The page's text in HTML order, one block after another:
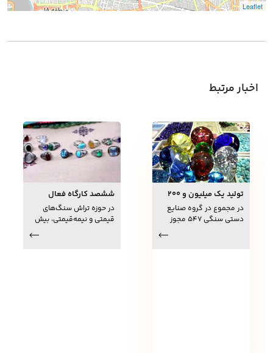
Leaflet
اخبار مرتبط
تولید یک میلیون و ۲۰۰
هزار قطعه سنگ زینتی در
خراسان جنوبی
در مجموع در گروه صنایع
دستی سنگی ۵۴۷ مجوز
ششصد کارگاه فعال
تراش گوهرسنگ در
خراسان جنوبی
در حوزه تراش سنگ‌های
قیمتی و نیمه‌قیمتی، بیش